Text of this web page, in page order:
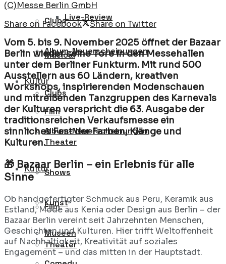
Live-Review
Musical
Clubs
Album-Neuerscheinungen
Kultur
Film
Theater
Clubs
Album-Neuerscheinungen
Kultur
Film
Theater
Shows
Kunst
Museen
(C)Messe Berlin GmbH
Share on Facebook
Share on Twitter
Vom 5. bis 9. November 2025 öffnet der Bazaar
Berlin wieder seine Tore in denMessehallen
unter dem Berliner Funkturm. Mit rund 500
Ausstellern aus 60 Ländern, kreativen
Workshops, inspirierenden Modenschauen
und mitreißenden Tanzgruppen des Karnevals
der Kulturen verspricht die 63. Ausgabe der
traditionsreichen Verkaufsmesse ein
sinnliches Fest der Farben, Klänge und
Kulturen.
🎁 Bazaar Berlin – ein Erlebnis für alle
Sinne
Ob handgefertigter Schmuck aus Peru, Keramik aus
Estland, Mode aus Kenia oder Design aus Berlin – der
Bazaar Berlin vereint seit Jahrzehnten Menschen,
Geschichten und Kulturen. Hier trifft Weltoffenheit
auf Nachhaltigkeit, Kreativität auf soziales
Engagement – und das mitten in der Hauptstadt.